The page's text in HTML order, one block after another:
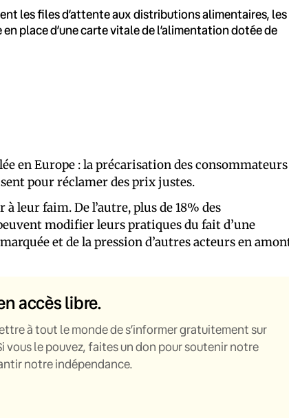
les files d’attente aux distributions alimentaires, les
place d’une carte vitale de l’alimentation dotée de
en Europe : la précarisation des consommateurs
pour réclamer des prix justes.
à leur faim. De l’autre, plus de 18% des
modifier leurs pratiques du fait d’une
et de la pression d’autres acteurs en
accès libre.
à tout le monde de s’informer gratuitement sur
vous le pouvez, faites un don pour soutenir notre
notre indépendance.